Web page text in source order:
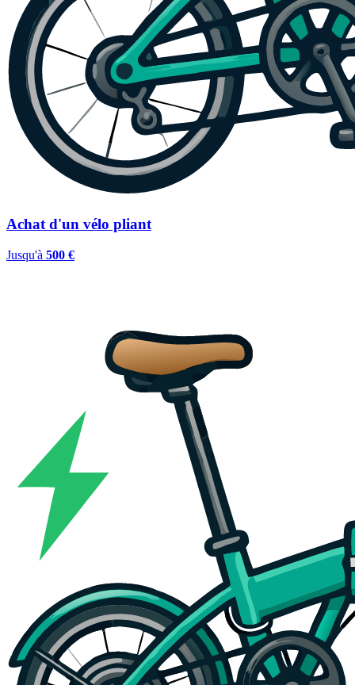
Achat d'un vélo pliant
Jusqu'à 500 €